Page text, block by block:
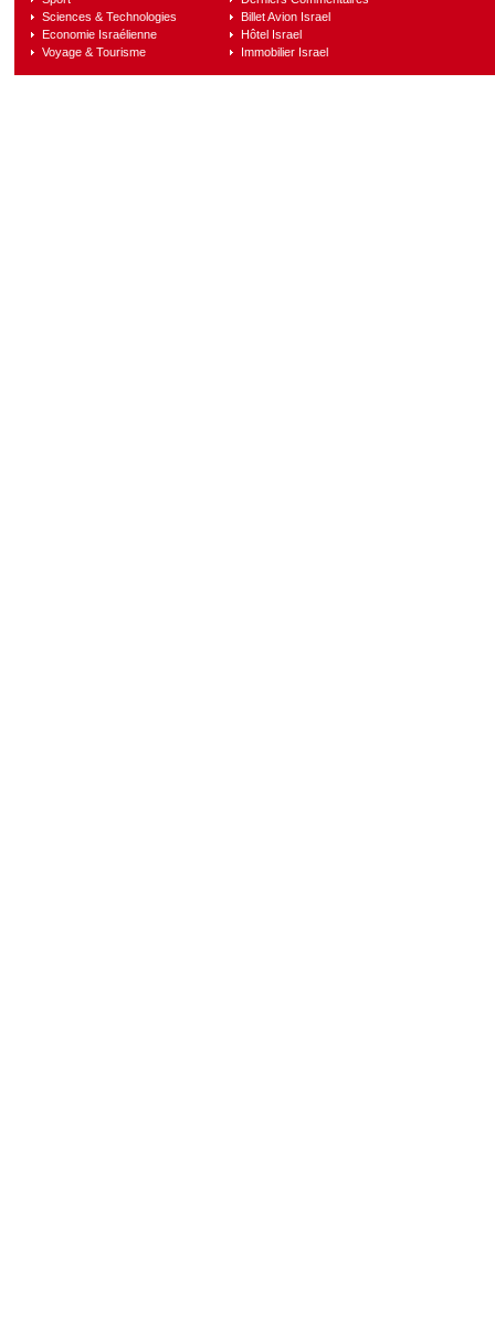
Sciences & Technologies
Economie Israélienne
Voyage & Tourisme
Billet Avion Israel
Hôtel Israel
Immobilier Israel